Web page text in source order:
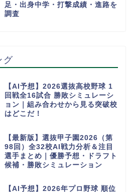
足・出身中学・打撃成績・進路を
調査
グ
【AI予想】2026選抜高校野球 1
回戦全16試合 勝敗シミュレーシ
ョン｜組み合わせから見る突破校
はどこだ！
【最新版】選抜甲子園2026（第
98回）全32校AI戦力分析＆注目
選手まとめ｜優勝予想・ドラフト
候補・勝敗シミュレーション
【AI予想】2026年プロ野球 順位